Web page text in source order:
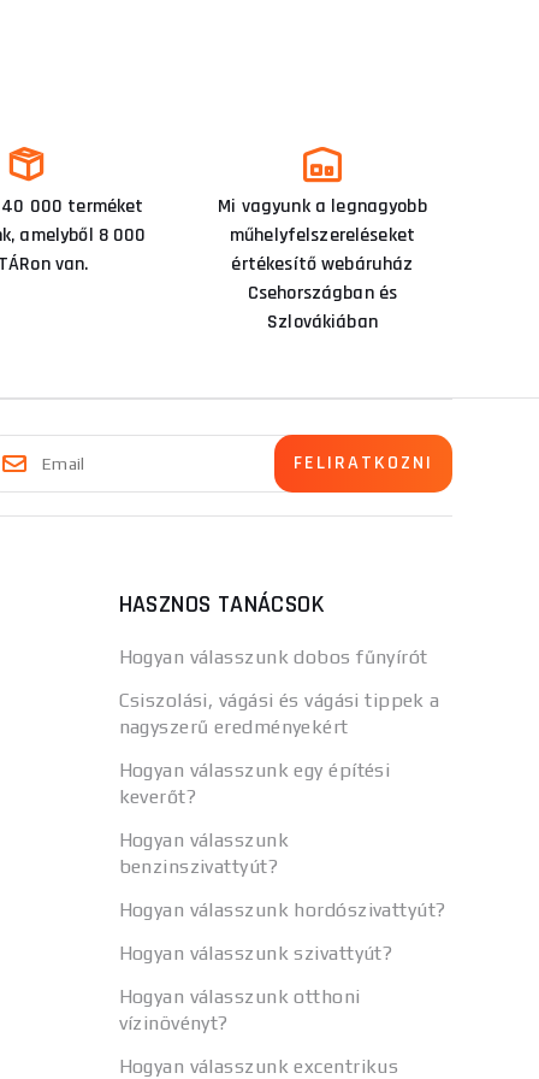
000 terméket
amelyből 8 000
van.
Mi vagyunk a legnagyobb
műhelyfelszereléseket
értékesítő webáruház
Csehországban és
Szlovákiában
HASZNOS TANÁCSOK
Hogyan válasszunk dobos fűnyírót
Csiszolási, vágási és vágási tippek a
nagyszerű eredményekért
Hogyan válasszunk egy építési
keverőt?
Hogyan válasszunk
benzinszivattyút?
Hogyan válasszunk hordószivattyút?
Hogyan válasszunk szivattyút?
Hogyan válasszunk otthoni
vízinövényt?
Hogyan válasszunk excentrikus